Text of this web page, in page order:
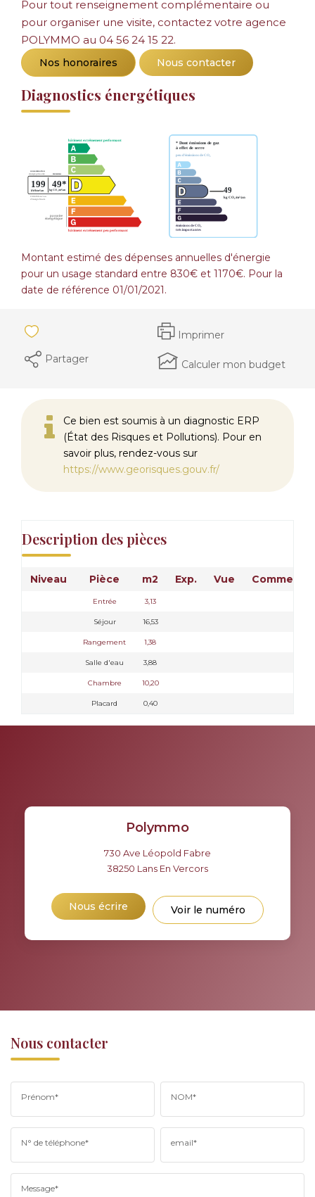
Pour tout renseignement complémentaire ou
pour organiser une visite, contactez votre agence
POLYMMO au 04 56 24 15 22.
Nos honoraires Nous contacter
Diagnostics énergétiques
Montant estimé des dépenses annuelles d'énergie
pour un usage standard entre 830€ et 1170€. Pour la
date de référence 01/01/2021.
Imprimer
Partager
Calculer mon budget
Ce bien est soumis à un diagnostic ERP
(État des Risques et Pollutions). Pour en
savoir plus, rendez-vous sur
https://www.georisques.gouv.fr/
Description des pièces
Niveau Pièce m2 Exp. Vue
Entrée 3,13
Séjour 16,53
Rangement 1,38
Salle d'eau 3,88
Chambre 10,20
Placard 0,40
Polymmo
730 Ave Léopold Fabre
38250 Lans En Vercors
Nous écrire Voir le numéro
Nous contacter
Prénom* NOM*
N° de téléphone* email*
Message*